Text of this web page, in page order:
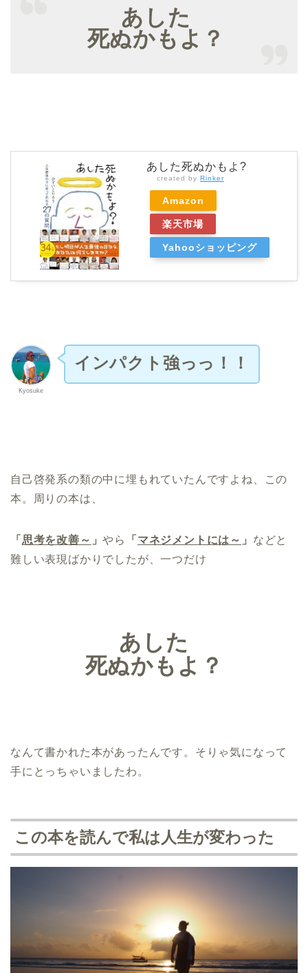
あした
死ぬかもよ？
あした死ぬかもよ?
created by Rinker
Amazon
楽天市場
Yahooショッピング
Kyosuke
インパクト強っっ！！
自己啓発系の類の中に埋もれていたんですよね、この
本。周りの本は、
「 思考を改善～ 」やら 「 マネジメントには～ 」 などと
難しい表現ばかりでしたが、一つだけ
あした
死ぬかもよ？
なんて書かれた本があったんです。そりゃ気になって
手にとっちゃいましたわ。
この本を読んで私は人生が変わった